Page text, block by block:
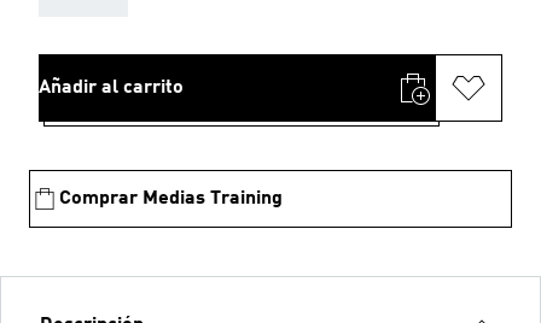
Añadir al carrito
Comprar Medias Training